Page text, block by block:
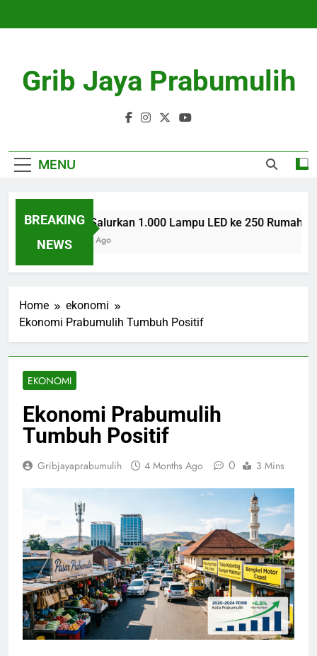
Grib Jaya Prabumulih
MENU
BREAKING
NEWS
AZKO Salurkan 1.000 Lampu LED ke 250 Rumah
3 Months Ago
Home
ekonomi
Ekonomi Prabumulih Tumbuh Positif
EKONOMI
Ekonomi Prabumulih
Tumbuh Positif
Gribjayaprabumulih 4 Months Ago 0 3 Mins